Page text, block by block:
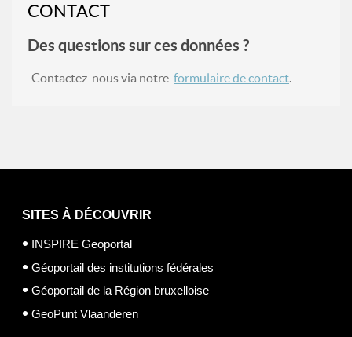
CONTACT
Des questions sur ces données ?
Contactez-nous via notre formulaire de contact.
SITES À DÉCOUVRIR
INSPIRE Geoportal
Géoportail des institutions fédérales
Géoportail de la Région bruxelloise
GeoPunt Vlaanderen